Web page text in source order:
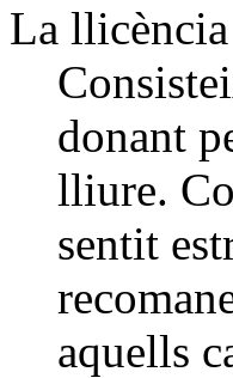
La
donant
lliure.
sentit
aquells